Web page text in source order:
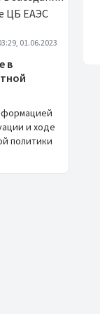
01.06.2023
в
и ходе
политики